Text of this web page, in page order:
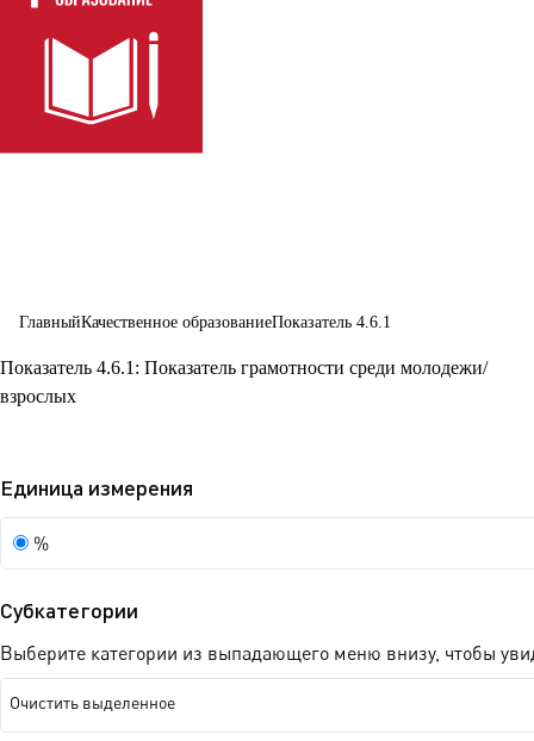
для всех
ГлавныйКачественное образованиеПоказатель 4.6.1
Показатель 4.6.1: Показатель грамотности среди молодежи/
взрослых